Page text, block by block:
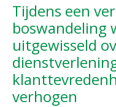
Tijdens een
boswandeling
uitgewisseld
verhogen